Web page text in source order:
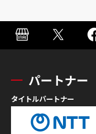
パートナー
タイトルパートナー